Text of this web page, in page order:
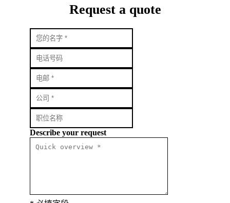
Request a quote
Describe your request